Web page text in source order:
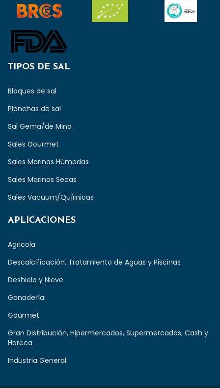
TIPOS DE SAL
Bloques de sal
Planchas de sal
Sal Gema/de Mina
Sales Gourmet
Sales Marinas Húmedas
Sales Marinas Secas
Sales Vacuum/Químicas
APLICACIONES
Agricola
Descalcificación, Tratamiento de Aguas y Piscinas
Deshielo y Nieve
Ganadería
Gourmet
Gran Distribución, Hipermercados, Supermercados, Cash y
Horeca
Industria General